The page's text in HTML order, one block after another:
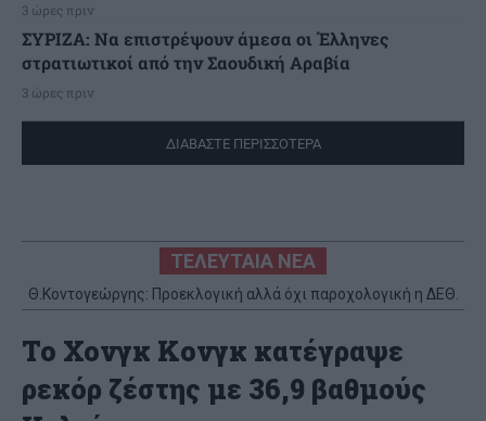
3 ώρες πριν
ΣΥΡΙΖΑ: Να επιστρέψουν άμεσα οι Έλληνες
στρατιωτικοί από την Σαουδική Αραβία
3 ώρες πριν
ΔΙΑΒΑΣΤΕ ΠΕΡΙΣΣΟΤΕΡΑ